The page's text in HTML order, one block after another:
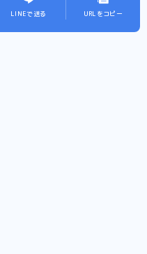
LINEで送る URLをコピー